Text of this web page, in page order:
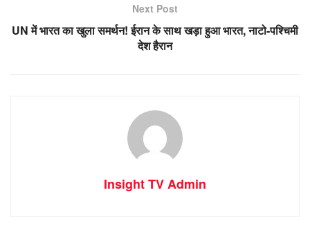
Next Post
UN में भारत का खुला समर्थन! ईरान के साथ खड़ा हुआ भारत, नाटो-पश्चिमी
देश हैरान
Insight TV Admin